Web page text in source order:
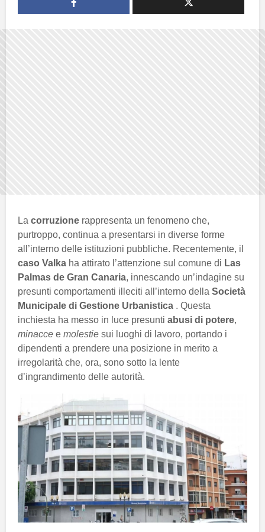
La corruzione rappresenta un fenomeno che,
purtroppo, continua a presentarsi in diverse forme
all’interno delle istituzioni pubbliche. Recentemente, il
caso Valka ha attirato l’attenzione sul comune di Las
Palmas de Gran Canaria, innescando un’indagine su
presunti comportamenti illeciti all’interno della Società
Municipale di Gestione Urbanistica . Questa
inchiesta ha messo in luce presunti abusi di potere,
minacce e molestie sui luoghi di lavoro, portando i
dipendenti a prendere una posizione in merito a
irregolarità che, ora, sono sotto la lente
d’ingrandimento delle autorità.